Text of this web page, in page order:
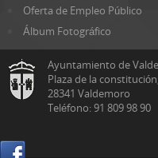
Oferta de Empleo Público
Álbum Fotográfico
Ayuntamiento de
Plaza de la
28341 Valdemoro
Teléfono: 91 809 98 90